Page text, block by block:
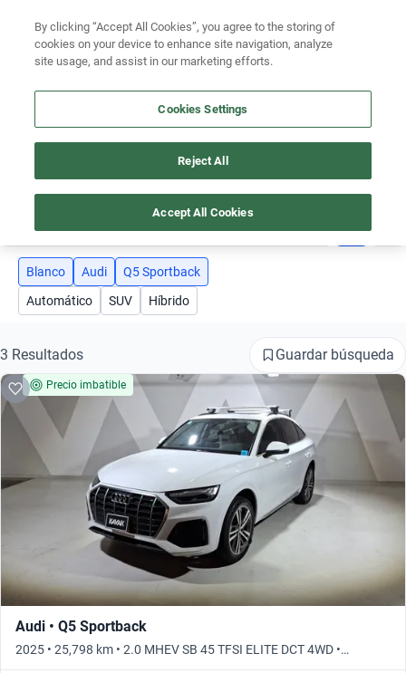
Ubicación
Encuentra el auto ideal para tu presupuesto
Simular plan a meses
AUTOS AUDI Q5 SPORTBACK COLOR BLANCO
Busca por versión
Busca por año
Busca por marca
Busca por modelo
Busca por versión
Busca por año
Blanco Audi
Q5 Sportback
Automático
SUV Híbrido
3 Resultados Guardar búsqueda
Precio imbatible
Audi • Q5 Sportback
2025 • 25,798 km • 2.0 MHEV SB 45 TFSI ELITE DCT 4WD •
Automático
By clicking “Accept All Cookies”, you agree to the storing of
cookies on your device to enhance site navigation, analyze
site usage, and assist in our marketing efforts.
Cookies Settings
Reject All
Accept All Cookies